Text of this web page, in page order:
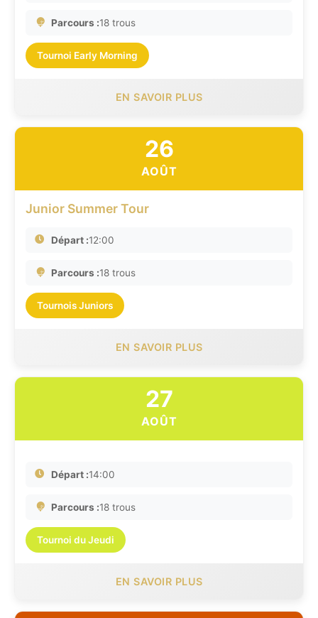
Parcours :18 trous
Tournoi Early Morning
EN SAVOIR PLUS
26
AOÛT
Junior Summer Tour
Départ :12:00
Parcours :18 trous
Tournois Juniors
EN SAVOIR PLUS
27
AOÛT
Départ :14:00
Parcours :18 trous
Tournoi du Jeudi
EN SAVOIR PLUS